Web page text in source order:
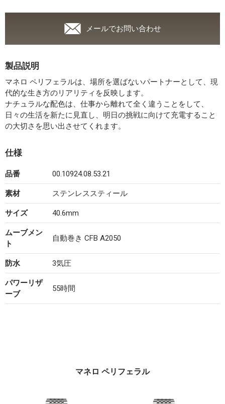
メールでお問い合わせ
製品説明
マネロ ペリフェラルは、場所を選ばないパートナーとして、現
代的な生き方のリアリティを反映します。
ナチュラルな配色は、仕事から離れて全く違うことをして、
日々の生活を新たに見直し、明日の挑戦に向けて充電すること
の大切さを思い出させてくれます。
仕様
品番 00.10924.08.53.21
素材 ステンレススティール
サイズ 40.6mm
ムーブメン
ト
自動巻き CFB A2050
防水 3気圧
パワーリザ
ーブ
55時間
マネロ ペリフェラル